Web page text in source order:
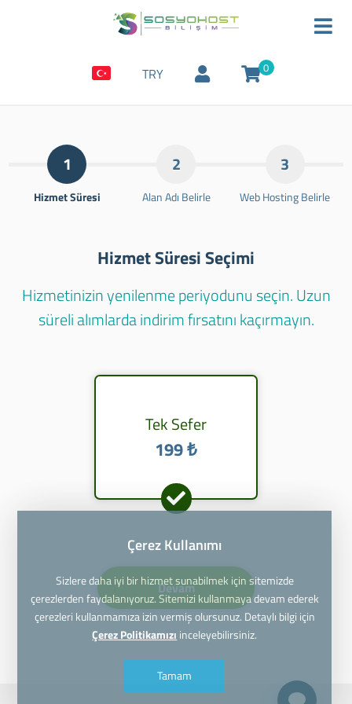
TRY 0
1
Hizmet Süresi
2
Alan Adı Belirle
3
Web Hosting Belirle
Hizmet Süresi Seçimi
Hizmetinizin yenilenme periyodunu seçin. Uzun
süreli alımlarda indirim fırsatını kaçırmayın.
Tek Sefer
199 ₺
Devam
Çerez Kullanımı
Sizlere daha iyi bir hizmet sunabilmek için sitemizde
çerezlerden faydalanıyoruz. Sitemizi kullanmaya devam ederek
çerezleri kullanmamıza izin vermiş olursunuz. Detaylı bilgi için
Çerez Politikamızı inceleyebilirsiniz.
Tamam